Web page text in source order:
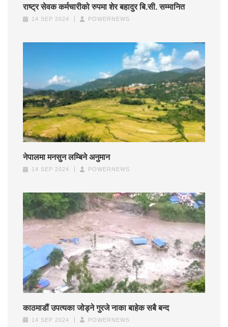
राष्ट्र सेवक कर्मचारीको रुपमा शेर बहादुर बि.सी. सम्मानित
14 SEP 2024 POWERNEWS
नेपालमा मनसुन लम्बिने अनुमान
14 SEP 2024 POWERNEWS
काठमाडौं उपत्यका जोड्ने गुरजे नाका बाहेक सबै बन्द
14 SEP 2024 POWERNEWS